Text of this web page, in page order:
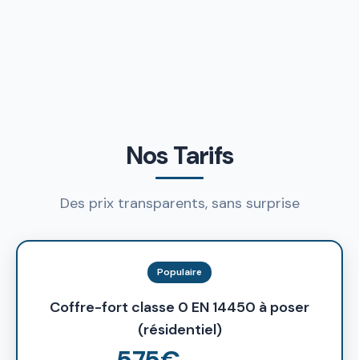
Nos Tarifs
Des prix transparents, sans surprise
Populaire
Coffre-fort classe 0 EN 14450 à poser
(résidentiel)